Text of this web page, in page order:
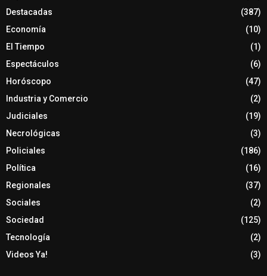
Destacadas
(387)
Economía
(10)
El Tiempo
(1)
Espectáculos
(6)
Horóscopo
(47)
Industria y Comercio
(2)
Judiciales
(19)
Necrológicas
(3)
Policiales
(186)
Política
(16)
Regionales
(37)
Sociales
(2)
Sociedad
(125)
Tecnología
(2)
Videos Ya!
(3)